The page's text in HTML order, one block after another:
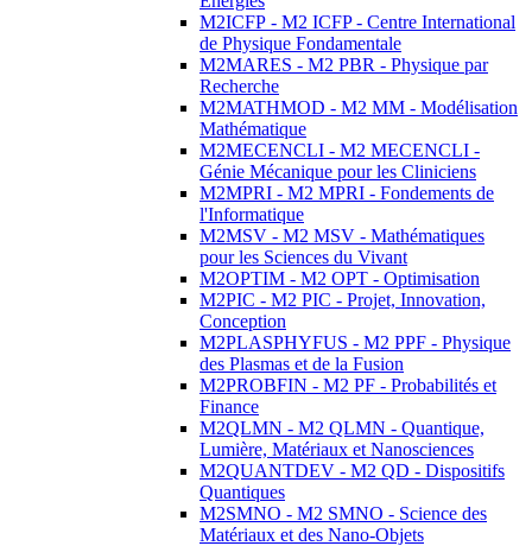
M2ICFP - M2 ICFP - Centre International
de Physique Fondamentale
M2MARES - M2 PBR - Physique par
Recherche
M2MATHMOD - M2 MM - Modélisation
Mathématique
M2MECENCLI - M2 MECENCLI -
Génie Mécanique pour les Cliniciens
M2MPRI - M2 MPRI - Fondements de
l'Informatique
M2MSV - M2 MSV - Mathématiques
pour les Sciences du Vivant
M2OPTIM - M2 OPT - Optimisation
M2PIC - M2 PIC - Projet, Innovation,
Conception
M2PLASPHYFUS - M2 PPF - Physique
des Plasmas et de la Fusion
M2PROBFIN - M2 PF - Probabilités et
Finance
M2QLMN - M2 QLMN - Quantique,
Lumière, Matériaux et Nanosciences
M2QUANTDEV - M2 QD - Dispositifs
Quantiques
M2SMNO - M2 SMNO - Science des
Matériaux et des Nano-Objets